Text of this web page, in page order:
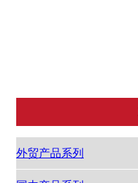
外贸产品系列